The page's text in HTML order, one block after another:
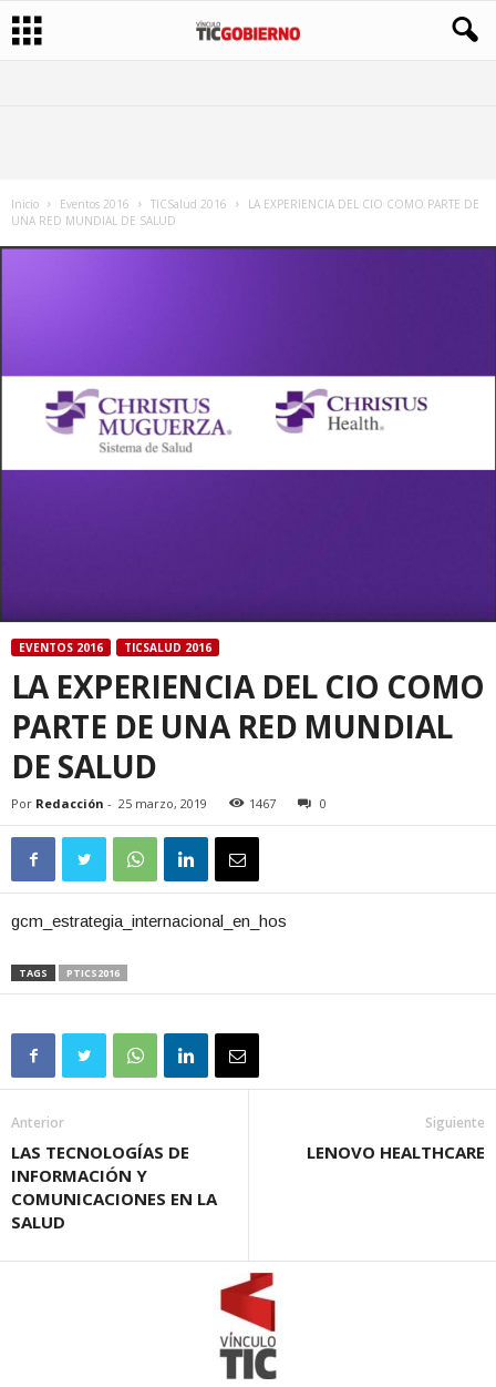
Inicio Eventos 2016 TICSalud 2016
LA EXPERIENCIA DEL CIO COMO PARTE DE
UNA RED MUNDIAL DE SALUD
EVENTOS 2016 TICSALUD 2016
LA EXPERIENCIA DEL CIO COMO
PARTE DE UNA RED MUNDIAL
DE SALUD
Por Redacción - 25 marzo, 2019 1467 0
gcm_estrategia_internacional_en_hos
TAGS PTICS2016
Anterior
LAS TECNOLOGÍAS DE
INFORMACIÓN Y
COMUNICACIONES EN LA
SALUD
Siguiente
LENOVO HEALTHCARE